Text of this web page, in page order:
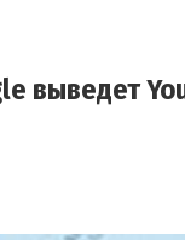
выведет